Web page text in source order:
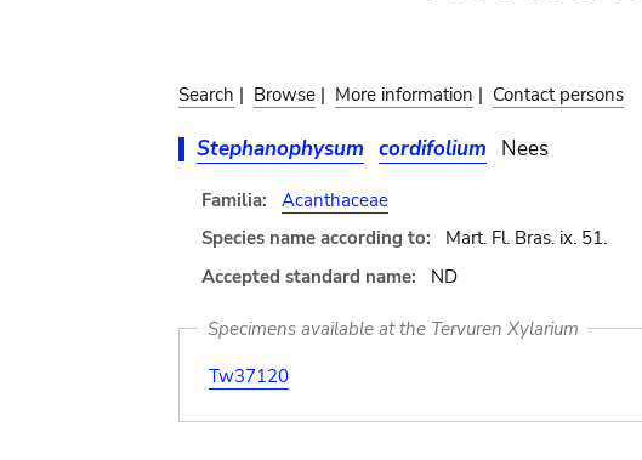
Search | Browse | More information | Contact persons
Stephanophysum cordifolium Nees
Familia:
Acanthaceae
Species name according to:
Mart. Fl. Bras. ix. 51.
Accepted standard name:
ND
Specimens available at the Tervuren Xylarium
Tw37120